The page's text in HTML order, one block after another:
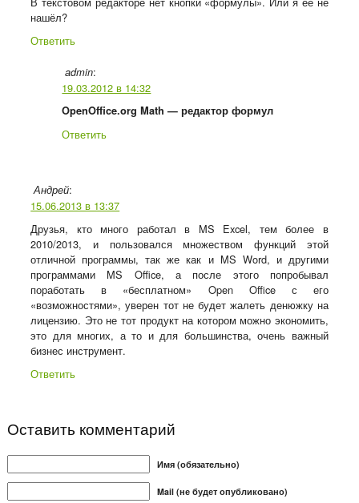
нашёл?
Ответить
admin:
19.03.2012 в 14:32
OpenOffice.org Math — редактор формул
Ответить
Андрей:
15.06.2013 в 13:37
Друзья, кто много работал в MS Excel, тем более в
2010/2013, и пользовался множеством функций этой
отличной программы, так же как и MS Word, и другими
программами MS Office, а после этого попробывал
поработать в «бесплатном» Open Office с его
«возможностями», уверен тот не будет жалеть денюжку на
лицензию. Это не тот продукт на котором можно экономить,
это для многих, а то и для большинства, очень важный
бизнес инструмент.
Ответить
Оставить комментарий
Имя (обязательно)
Mail (не будет опубликовано)